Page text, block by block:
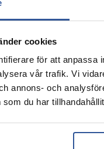
cookies
för att anpassa
vår trafik. Vi
annons- och
som du har